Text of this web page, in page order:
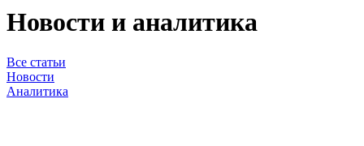
Новости и аналитика
Все статьи
Новости
Аналитика